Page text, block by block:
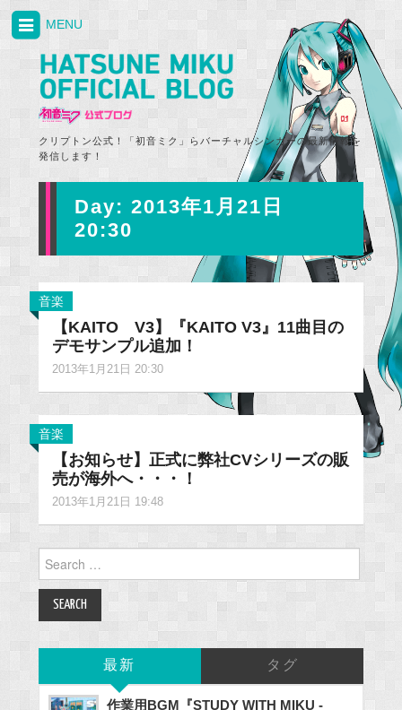
クリプトン公式！「初音ミク」らバーチャルシンガーの最新情報を
発信します！
MENU
Day: 2013年1月21日
20:30
音楽
【KAITO V3】『KAITO V3』11曲目の
デモサンプル追加！
2013年1月21日 20:30
音楽
【お知らせ】正式に弊社CVシリーズの販
売が海外へ・・・！
2013年1月21日 19:48
Search
for:
最新 タグ
作業用BGM『STUDY WITH MIKU -